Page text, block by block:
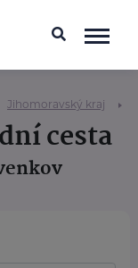
Jihomoravský kraj
cesta